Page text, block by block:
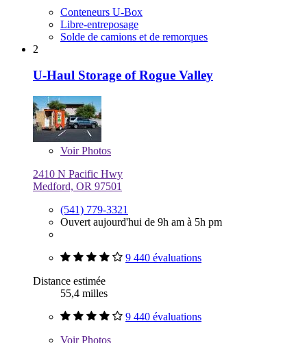
Conteneurs U-Box
Libre-entreposage
Solde de camions et de remorques
2
U-Haul Storage of Rogue Valley
VoirPhotos
2410 N Pacific Hwy
Medford, OR 97501
(541) 779-3321
Ouvert aujourd'hui de 9h am à 5h pm
9 440 évaluations
Distance estimée
55,4 milles
9 440 évaluations
VoirPhotos